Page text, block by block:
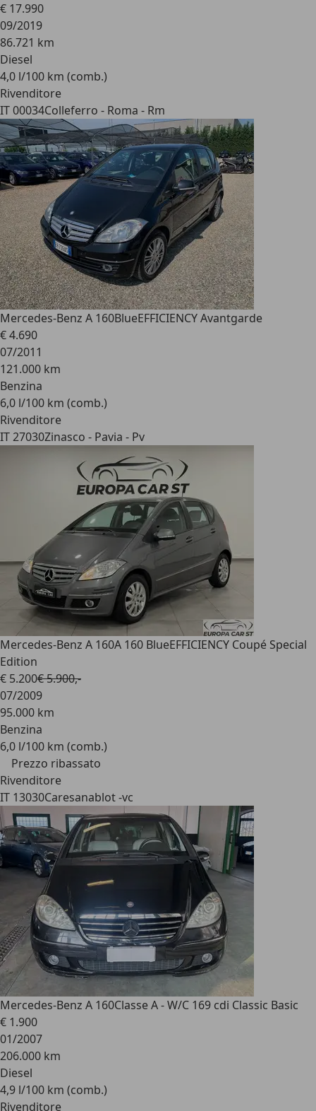
€ 17.990
09/2019
86.721 km
Diesel
4,0 l/100 km (comb.)
Rivenditore
IT 00034Colleferro - Roma - Rm
Mercedes-Benz A 160BlueEFFICIENCY Avantgarde
€ 4.690
07/2011
121.000 km
Benzina
6,0 l/100 km (comb.)
Rivenditore
IT 27030Zinasco - Pavia - Pv
Mercedes-Benz A 160A 160 BlueEFFICIENCY Coupé Special
Edition
€ 5.200€ 5.900,-
07/2009
95.000 km
Benzina
6,0 l/100 km (comb.)
Prezzo ribassato
Rivenditore
IT 13030Caresanablot -vc
Mercedes-Benz A 160Classe A - W/C 169 cdi Classic Basic
€ 1.900
01/2007
206.000 km
Diesel
4,9 l/100 km (comb.)
Rivenditore